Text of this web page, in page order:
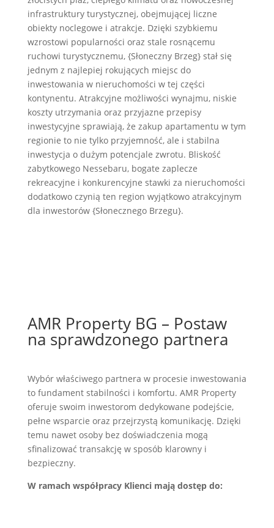
infrastruktury turystycznej, obejmującej liczne
obiekty noclegowe i atrakcje. Dzięki szybkiemu
wzrostowi popularności oraz stale rosnącemu
ruchowi turystycznemu, {Słoneczny Brzeg} stał się
jednym z najlepiej rokujących miejsc do
inwestowania w nieruchomości w tej części
kontynentu. Atrakcyjne możliwości wynajmu, niskie
koszty utrzymania oraz przyjazne przepisy
inwestycyjne sprawiają, że zakup apartamentu w tym
regionie to nie tylko przyjemność, ale i stabilna
inwestycja o dużym potencjale zwrotu. Bliskość
zabytkowego Nessebaru, bogate zaplecze
rekreacyjne i konkurencyjne stawki za nieruchomości
dodatkowo czynią ten region wyjątkowo atrakcyjnym
dla inwestorów {Słonecznego Brzegu}.
AMR Property BG – Postaw
na sprawdzonego partnera
Wybór właściwego partnera w procesie inwestowania
to fundament stabilności i komfortu. AMR Property
oferuje swoim inwestorom dedykowane podejście,
pełne wsparcie oraz przejrzystą komunikację. Dzięki
temu nawet osoby bez doświadczenia mogą
sfinalizować transakcję w sposób klarowny i
bezpieczny.
W ramach współpracy Klienci mają dostęp do: